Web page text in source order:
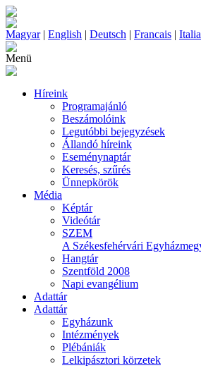
Magyar| English | Deutsch | Francais |
Menü
Híreink
Programajánló
Beszámolóink
Legutóbbi bejegyzések
Állandó híreink
Eseménynaptár
Keresés, szűrés
Ünnepkörök
Média
Képtár
Videótár
SZEM
A Székesfehérvári
Hangtár
Szentföld 2008
Napi evangélium
Adattár
Adattár
Egyházunk
Intézmények
Plébániák
Lelkipásztori körzetek